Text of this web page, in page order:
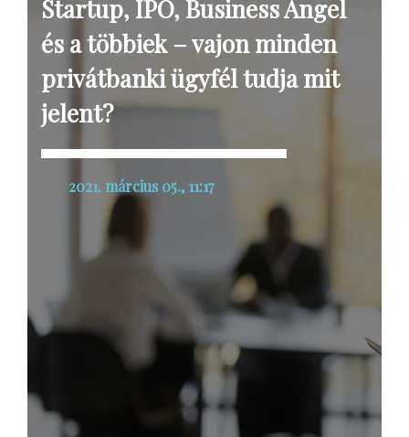
Startup, IPO, Business Angel
és a többiek – vajon minden
privátbanki ügyfél tudja mit
jelent?
2021. március 05., 11:17